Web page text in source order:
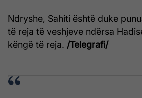
Ndryshe, Sahiti është duke
të reja të veshjeve ndërsa
këngë të reja. /Telegrafi/